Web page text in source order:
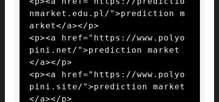
nmarket.edu.pl/">prediction m
arket</a></p>
<p><a href="https://www.polyo
pini.net/">prediction market
</a></p>
<p><a href="https://www.polyo
pini.site/">prediction market
</a></p>